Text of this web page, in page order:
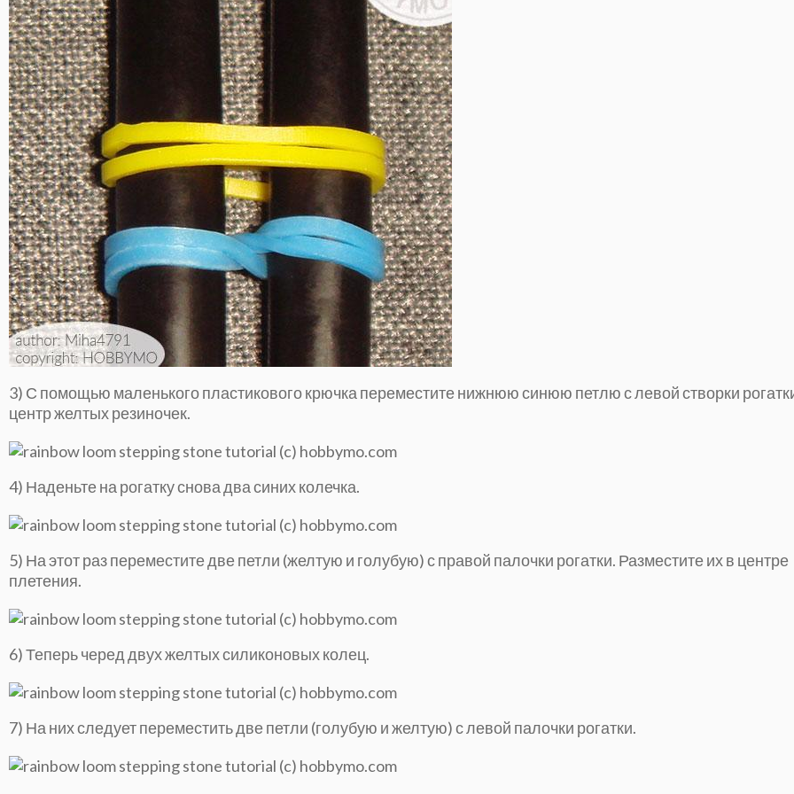
3) С помощью маленького пластикового крючка переместите нижнюю синюю петлю с левой створки
центр желтых резиночек.
4) Наденьте на рогатку снова два синих колечка.
5) На этот раз переместите две петли (желтую и голубую) с правой палочки рогатки. Разместите их в центре
плетения.
6) Теперь черед двух желтых силиконовых колец.
7) На них следует переместить две петли (голубую и желтую) с левой палочки рогатки.